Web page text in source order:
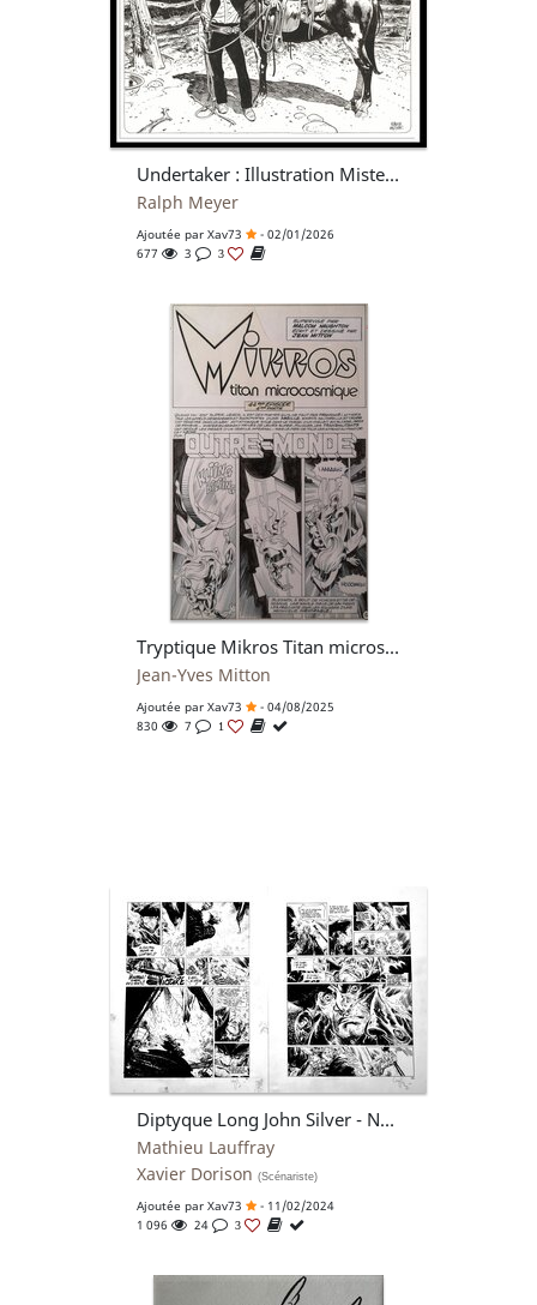
Undertaker : Illustration Mister Prairie
Ralph Meyer
Ajoutée par Xav73
- 02/01/2026
677
3 3
Tryptique Mikros Titan microscopique avec page titre Outre-Monde
Jean-Yves Mitton
Ajoutée par Xav73
- 04/08/2025
830
7 1
Diptyque Long John Silver - Neptune (tome II)
Mathieu Lauffray
Xavier Dorison (Scénariste)
Ajoutée par Xav73
- 11/02/2024
1 096
24 3